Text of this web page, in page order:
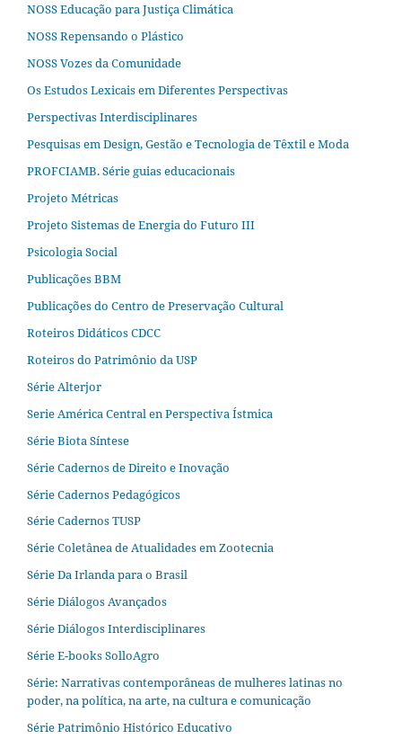
NOSS Educação para Justiça Climática
NOSS Repensando o Plástico
NOSS Vozes da Comunidade
Os Estudos Lexicais em Diferentes Perspectivas
Perspectivas Interdisciplinares
Pesquisas em Design, Gestão e Tecnologia de Têxtil e Moda
PROFCIAMB. Série guias educacionais
Projeto Métricas
Projeto Sistemas de Energia do Futuro III
Psicologia Social
Publicações BBM
Publicações do Centro de Preservação Cultural
Roteiros Didáticos CDCC
Roteiros do Patrimônio da USP
Série Alterjor
Serie América Central en Perspectiva Ístmica
Série Biota Síntese
Série Cadernos de Direito e Inovação
Série Cadernos Pedagógicos
Série Cadernos TUSP
Série Coletânea de Atualidades em Zootecnia
Série Da Irlanda para o Brasil
Série Diálogos Avançados
Série Diálogos Interdisciplinares
Série E-books SolloAgro
Série: Narrativas contemporâneas de mulheres latinas no
poder, na política, na arte, na cultura e comunicação
Série Patrimônio Histórico Educativo